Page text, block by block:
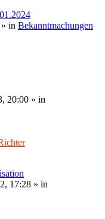
» in Bekanntmachungen
20:00 » in
17:28 » in